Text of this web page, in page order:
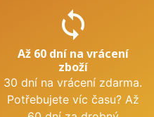
sync
Až 60 dní na vrácení
zboží
30 dní na vrácení zdarma.
Potřebujete víc času? Až